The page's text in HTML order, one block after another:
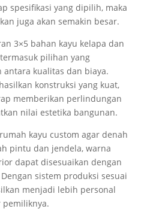
spesifikasi yang dipilih, maka
juga akan semakin besar.
3×5 bahan kayu kelapa dan
pilihan yang
antara kualitas dan biaya.
konstruksi yang kuat,
memberikan perlindungan
nilai estetika bangunan.
kayu custom agar denah
pintu dan jendela, warna
dapat disesuaikan dengan
sistem produksi sesuai
menjadi lebih personal
pemiliknya.